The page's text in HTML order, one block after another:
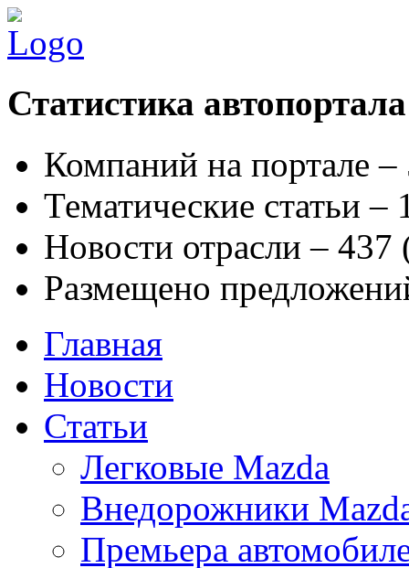
Статистика автопортала
Компаний на портале
Тематические статьи –
Новости отрасли – 437
Размещено
Главная
Новости
Статьи
Легковые Mazda
Внедорожники
Премьера